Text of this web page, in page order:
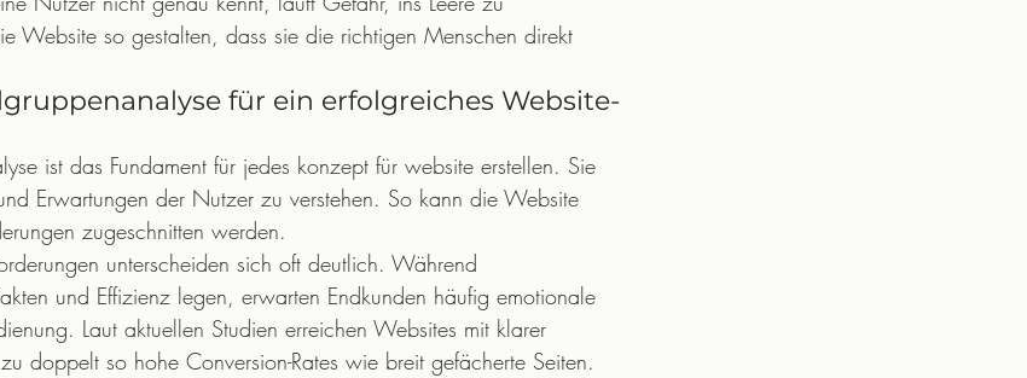
Website so gestalten, dass sie die richtigen Menschen direkt
für ein erfolgreiches Website-
ist das Fundament für jedes konzept für website erstellen. Sie
Erwartungen der Nutzer zu verstehen. So kann die Website
zugeschnitten werden.
unterscheiden sich oft deutlich. Während
und Effizienz legen, erwarten Endkunden häufig emotionale
Laut aktuellen Studien erreichen Websites mit klarer
doppelt so hohe Conversion-Rates wie breit gefächerte Seiten.